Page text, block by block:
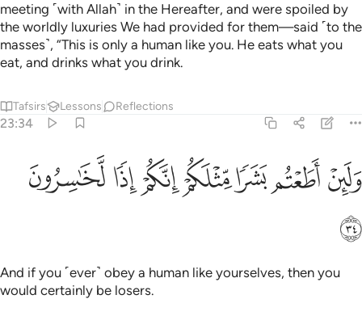
meeting ˹with Allah˺ in the Hereafter, and were spoiled by
the worldly luxuries We had provided for them—said ˹to the
masses˺, “This is only a human like you. He eats what you
eat, and drinks what you drink.
Tafsirs Lessons Reflections
23:34
ولين اطعتم بشرا مثلكم انكم اذا لخاسرون ٣٤
وَلَئِنْ أَطَعْتُم بَشَرًۭا مِّثْلَكُمْ إِنَّكُمْ إِذًۭا لَّخَـٰسِرُونَ ٣٤
ﲓﲔﲕﲖﲗﲘﲙ
ﲚ
And if you ˹ever˺ obey a human like yourselves, then you
would certainly be losers.